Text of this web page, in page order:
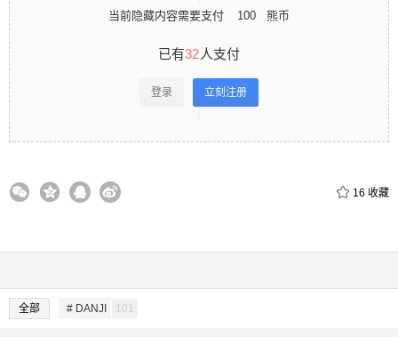
当前隐藏内容需要支付 100 熊币
已有32人支付
登录 立刻注册
16 收藏
全部 # DANJI 101